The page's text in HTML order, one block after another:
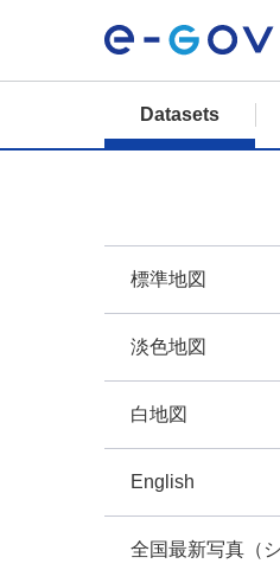
Datasets
標準地図
淡色地図
白地図
English
全国最新写真（